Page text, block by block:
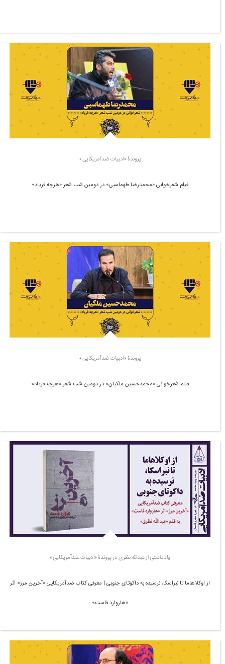
پروندۀ «ادبیات ضدآمریکایی»
فیلم شعرخوانی «محمدرضا طهماسبی» در دومین شب شعر «هرچه فریاد»
پروندۀ «ادبیات ضدآمریکایی»
فیلم شعرخوانی «محمدحسین ملکیان» در دومین شب شعر «هرچه فریاد»
یادداشتی از عبدالله نظری در پروندۀ «ادبیات ضدآمریکایی»
از اوکلاهاما تا نبراسکا، نرسیده به داکوتای جنوبی | معرفی کتاب ضدآمریکایی «آخرین مرز» اثر
«هاروارد فاست»